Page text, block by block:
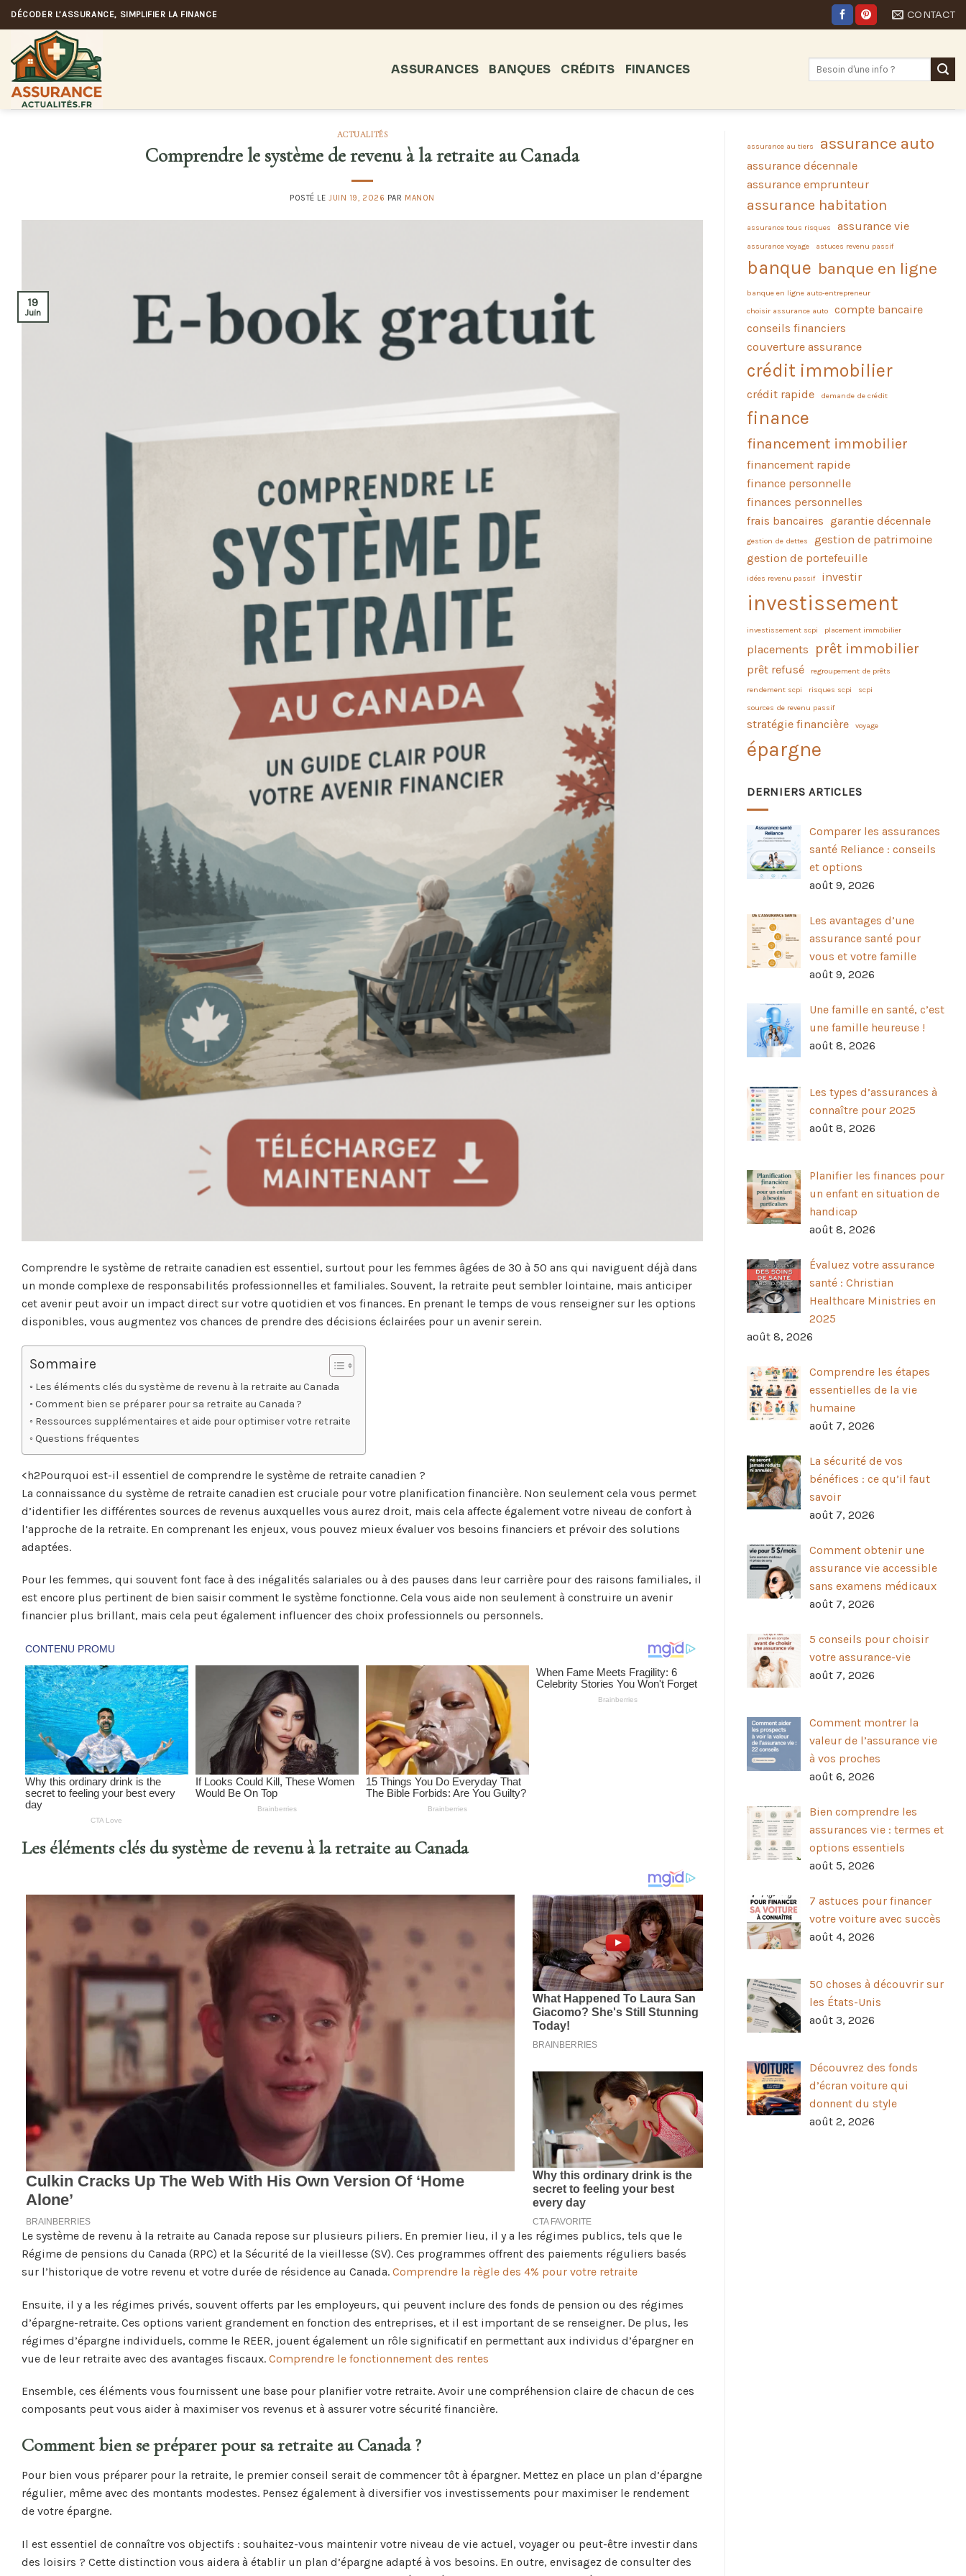
Skip
to
content
DÉCODER L’ASSURANCE, SIMPLIFIER LA FINANCE CONTACT
ASSURANCES BANQUES CRÉDITS FINANCES
ACTUALITÉS
Comprendre le système de revenu à la retraite au Canada
POSTÉ LEJUIN 19, 2026 PAR MANON
19
Juin
Comprendre le système de retraite canadien est essentiel, surtout pour les femmes âgées de 30 à 50 ans qui naviguent déjà dans
un monde complexe de responsabilités professionnelles et familiales. Souvent, la retraite peut sembler lointaine, mais anticiper
cet avenir peut avoir un impact direct sur votre quotidien et vos finances. En prenant le temps de vous renseigner sur les options
disponibles, vous augmentez vos chances de prendre des décisions éclairées pour un avenir serein.
Sommaire
Les éléments clés du système de revenu à la retraite au Canada
Comment bien se préparer pour sa retraite au Canada ?
Ressources supplémentaires et aide pour optimiser votre retraite
Questions fréquentes
<h2Pourquoi est-il essentiel de comprendre le système de retraite canadien ?
La connaissance du système de retraite canadien est cruciale pour votre planification financière. Non seulement cela vous permet
d’identifier les différentes sources de revenus auxquelles vous aurez droit, mais cela affecte également votre niveau de confort à
l’approche de la retraite. En comprenant les enjeux, vous pouvez mieux évaluer vos besoins financiers et prévoir des solutions
adaptées.
Pour les femmes, qui souvent font face à des inégalités salariales ou à des pauses dans leur carrière pour des raisons familiales, il
est encore plus pertinent de bien saisir comment le système fonctionne. Cela vous aide non seulement à construire un avenir
financier plus brillant, mais cela peut également influencer des choix professionnels ou personnels.
Les éléments clés du système de revenu à la retraite au Canada
Le système de revenu à la retraite au Canada repose sur plusieurs piliers. En premier lieu, il y a les régimes publics, tels que le
Régime de pensions du Canada (RPC) et la Sécurité de la vieillesse (SV). Ces programmes offrent des paiements réguliers basés
sur l’historique de votre revenu et votre durée de résidence au Canada. Comprendre la règle des 4% pour votre retraite
Ensuite, il y a les régimes privés, souvent offerts par les employeurs, qui peuvent inclure des fonds de pension ou des régimes
d’épargne-retraite. Ces options varient grandement en fonction des entreprises, et il est important de se renseigner. De plus, les
régimes d’épargne individuels, comme le REER, jouent également un rôle significatif en permettant aux individus d’épargner en
vue de leur retraite avec des avantages fiscaux. Comprendre le fonctionnement des rentes
Ensemble, ces éléments vous fournissent une base pour planifier votre retraite. Avoir une compréhension claire de chacun de ces
composants peut vous aider à maximiser vos revenus et à assurer votre sécurité financière.
Comment bien se préparer pour sa retraite au Canada ?
Pour bien vous préparer pour la retraite, le premier conseil serait de commencer tôt à épargner. Mettez en place un plan d’épargne
régulier, même avec des montants modestes. Pensez également à diversifier vos investissements pour maximiser le rendement
de votre épargne.
Il est essentiel de connaître vos objectifs : souhaitez-vous maintenir votre niveau de vie actuel, voyager ou peut-être investir dans
des loisirs ? Cette distinction vous aidera à établir un plan d’épargne adapté à vos besoins. En outre, envisagez de consulter des
assurance au tiers assurance auto
assurance décennale
assurance emprunteur
assurance habitation
assurance tous risques assurance vie
assurance voyage astuces revenu passif
banque banque en ligne
banque en ligne auto-entrepreneur
choisir assurance auto
compte bancaire
conseils financiers
couverture assurance
crédit immobilier
crédit rapide demande de crédit
finance
financement immobilier
financement rapide
finance personnelle
finances personnelles
frais bancaires garantie décennale
gestion de dettes
gestion de patrimoine
gestion de portefeuille
idées revenu passif investir
investissement
investissement scpi placement immobilier
placements prêt immobilier
prêt refusé
regroupement de prêts
rendement scpi
risques scpi
scpi
sources de revenu passif
stratégie financière voyage
épargne
DERNIERS ARTICLES
Comparer les assurances
santé Reliance : conseils
et options
août 9, 2026
Les avantages d’une
assurance santé pour
vous et votre famille
août 9, 2026
Une famille en santé, c’est
une famille heureuse !
août 8, 2026
Les types d’assurances à
connaître pour 2025
août 8, 2026
Planifier les finances pour
un enfant en situation de
handicap
août 8, 2026
Évaluez votre assurance
santé : Christian
Healthcare Ministries en
2025
août 8, 2026
Comprendre les étapes
essentielles de la vie
humaine
août 7, 2026
La sécurité de vos
bénéfices : ce qu’il faut
savoir
août 7, 2026
Comment obtenir une
assurance vie accessible
sans examens médicaux
août 7, 2026
5 conseils pour choisir
votre assurance-vie
août 7, 2026
Comment montrer la
valeur de l’assurance vie
à vos proches
août 6, 2026
Bien comprendre les
assurances vie : termes et
options essentiels
août 5, 2026
7 astuces pour financer
votre voiture avec succès
août 4, 2026
50 choses à découvrir sur
les États-Unis
août 3, 2026
Découvrez des fonds
d’écran voiture qui
donnent du style
août 2, 2026